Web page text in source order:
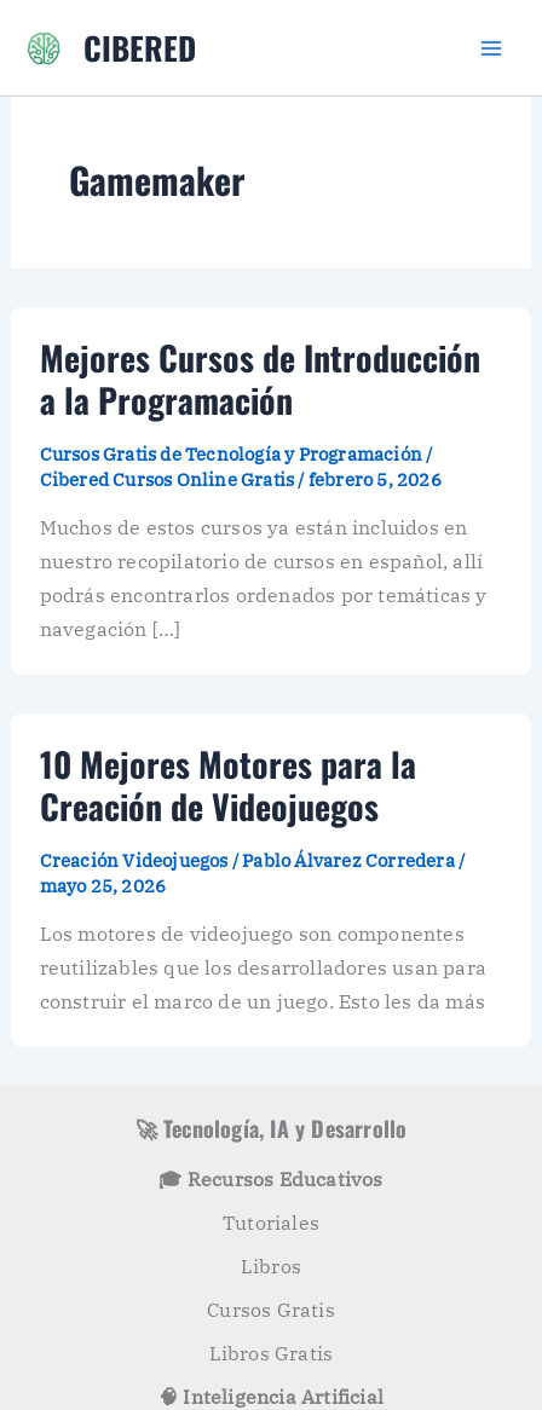
CIBERED
Gamemaker
Mejores Cursos de Introducción
a la Programación
Cursos Gratis de Tecnología y Programación /
Cibered Cursos Online Gratis /febrero 5, 2026
Muchos de estos cursos ya están incluidos en
nuestro recopilatorio de cursos en español, allí
podrás encontrarlos ordenados por temáticas y
navegación […]
10 Mejores Motores para la
Creación de Videojuegos
Creación Videojuegos /Pablo Álvarez Corredera/
mayo 25, 2026
Los motores de videojuego son componentes
reutilizables que los desarrolladores usan para
construir el marco de un juego. Esto les da más
🚀 Tecnología, IA y Desarrollo
🎓 Recursos Educativos
Tutoriales
Libros
Cursos Gratis
Libros Gratis
🧠 Inteligencia Artificial